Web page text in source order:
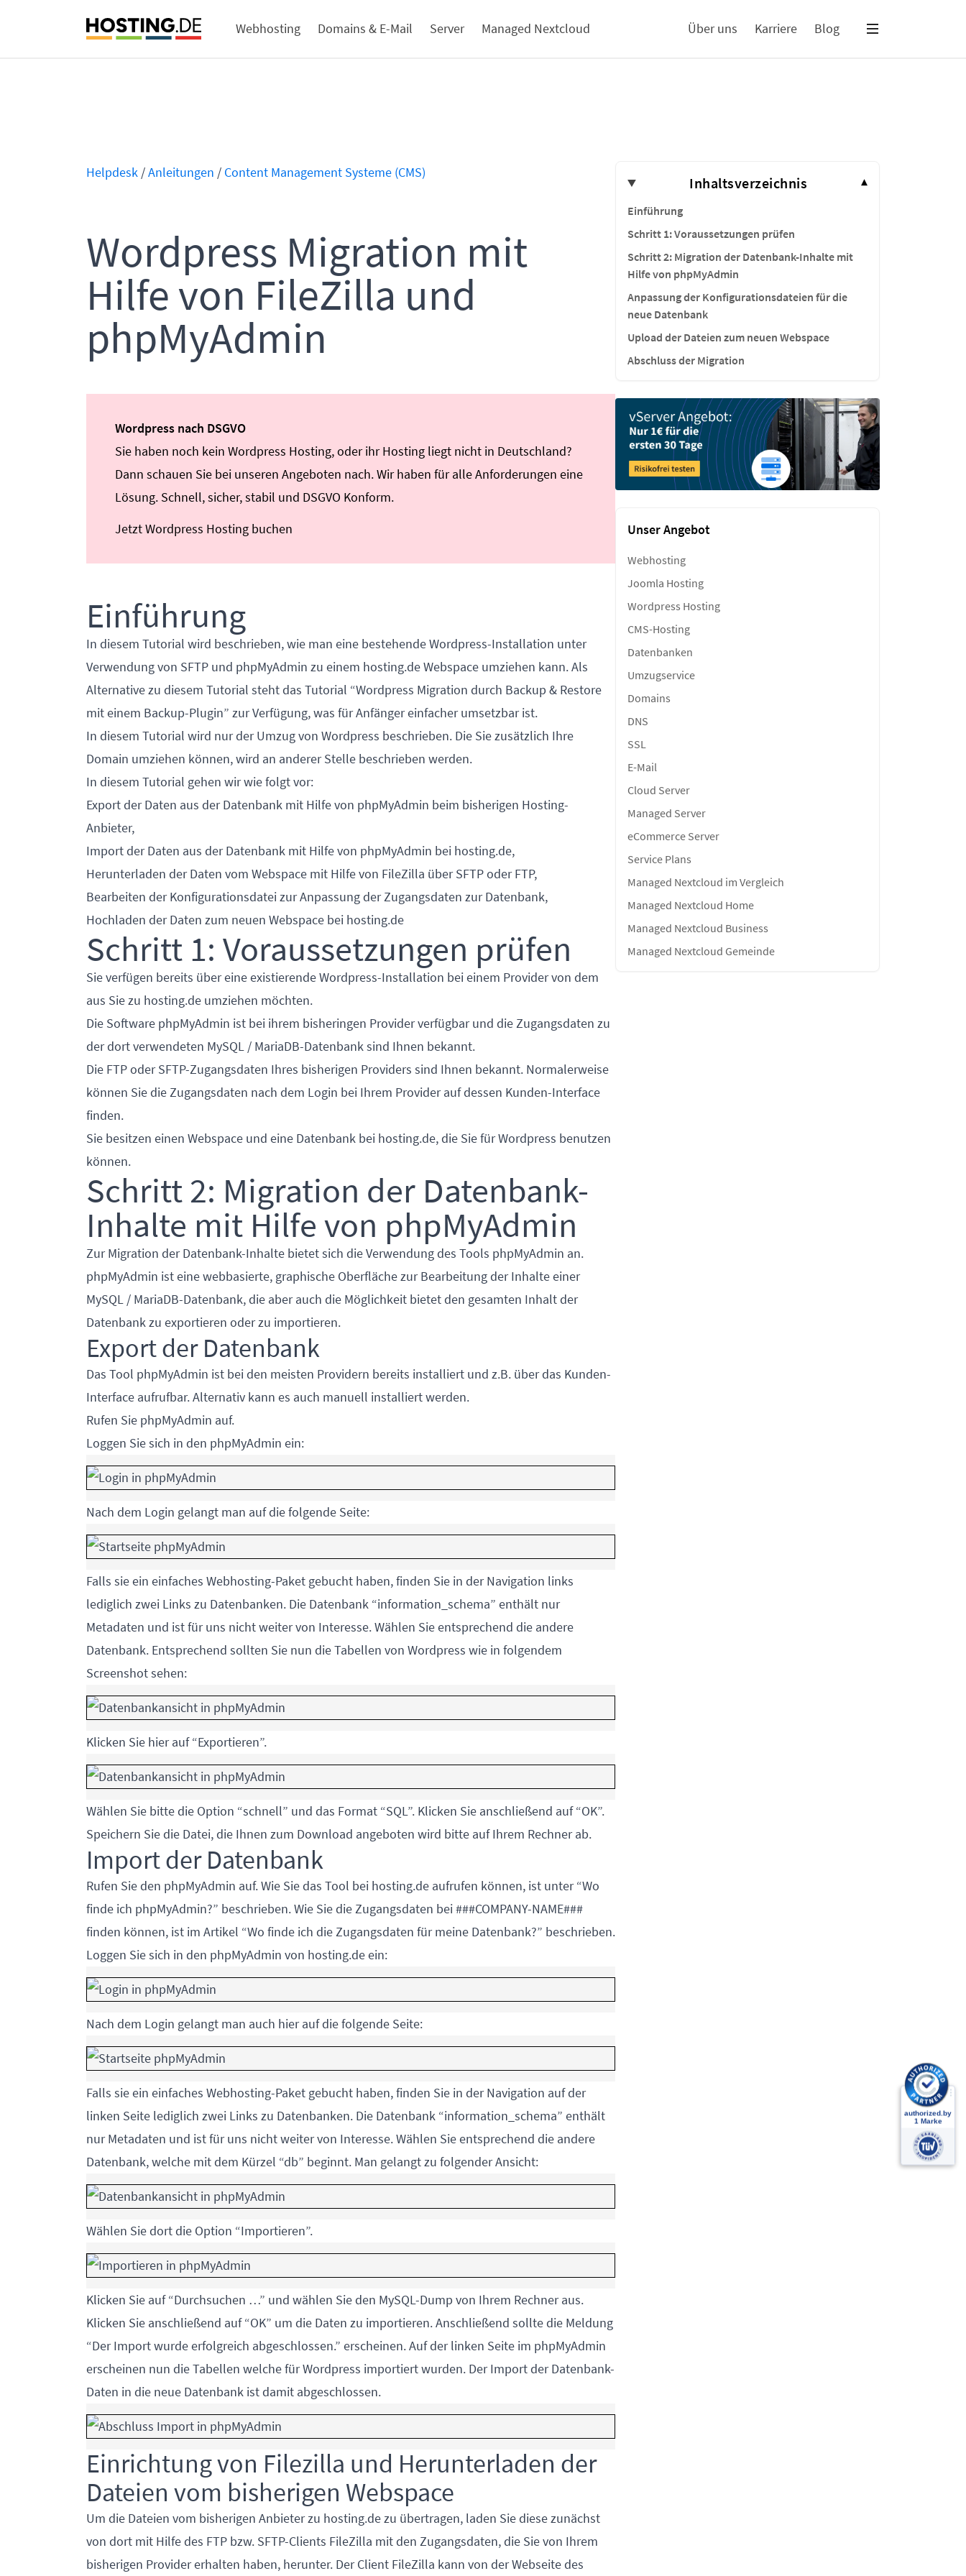
Webhosting Domains & E-Mail Server Managed Nextcloud Über uns Karriere Blog
Helpdesk /Anleitungen / Content Management Systeme (CMS)
Wordpress Migration mit
Hilfe von FileZilla und
phpMyAdmin
Wordpress nach DSGVO
Sie haben noch kein Wordpress Hosting, oder ihr Hosting liegt nicht in Deutschland?
Dann schauen Sie bei unseren Angeboten nach. Wir haben für alle Anforderungen eine
Lösung. Schnell, sicher, stabil und DSGVO Konform.
Jetzt Wordpress Hosting buchen
Einführung
In diesem Tutorial wird beschrieben, wie man eine bestehende Wordpress-Installation unter
Verwendung von SFTP und phpMyAdmin zu einem hosting.de Webspace umziehen kann. Als
Alternative zu diesem Tutorial steht das Tutorial “Wordpress Migration durch Backup & Restore
mit einem Backup-Plugin” zur Verfügung, was für Anfänger einfacher umsetzbar ist.
In diesem Tutorial wird nur der Umzug von Wordpress beschrieben. Die Sie zusätzlich Ihre
Domain umziehen können, wird an anderer Stelle beschrieben werden.
In diesem Tutorial gehen wir wie folgt vor:
Export der Daten aus der Datenbank mit Hilfe von phpMyAdmin beim bisherigen Hosting-
Anbieter,
Import der Daten aus der Datenbank mit Hilfe von phpMyAdmin bei hosting.de,
Herunterladen der Daten vom Webspace mit Hilfe von FileZilla über SFTP oder FTP,
Bearbeiten der Konfigurationsdatei zur Anpassung der Zugangsdaten zur Datenbank,
Hochladen der Daten zum neuen Webspace bei hosting.de
Schritt 1: Voraussetzungen prüfen
Sie verfügen bereits über eine existierende Wordpress-Installation bei einem Provider von dem
aus Sie zu hosting.de umziehen möchten.
Die Software phpMyAdmin ist bei ihrem bisheringen Provider verfügbar und die Zugangsdaten zu
der dort verwendeten MySQL / MariaDB-Datenbank sind Ihnen bekannt.
Die FTP oder SFTP-Zugangsdaten Ihres bisherigen Providers sind Ihnen bekannt. Normalerweise
können Sie die Zugangsdaten nach dem Login bei Ihrem Provider auf dessen Kunden-Interface
finden.
Sie besitzen einen Webspace und eine Datenbank bei hosting.de, die Sie für Wordpress benutzen
können.
Schritt 2: Migration der Datenbank-
Inhalte mit Hilfe von phpMyAdmin
Zur Migration der Datenbank-Inhalte bietet sich die Verwendung des Tools phpMyAdmin an.
phpMyAdmin ist eine webbasierte, graphische Oberfläche zur Bearbeitung der Inhalte einer
MySQL / MariaDB-Datenbank, die aber auch die Möglichkeit bietet den gesamten Inhalt der
Datenbank zu exportieren oder zu importieren.
Export der Datenbank
Das Tool phpMyAdmin ist bei den meisten Providern bereits installiert und z.B. über das Kunden-
Interface aufrufbar. Alternativ kann es auch manuell installiert werden.
Rufen Sie phpMyAdmin auf.
Loggen Sie sich in den phpMyAdmin ein:
Nach dem Login gelangt man auf die folgende Seite:
Falls sie ein einfaches Webhosting-Paket gebucht haben, finden Sie in der Navigation links
lediglich zwei Links zu Datenbanken. Die Datenbank “information_schema” enthält nur
Metadaten und ist für uns nicht weiter von Interesse. Wählen Sie entsprechend die andere
Datenbank. Entsprechend sollten Sie nun die Tabellen von Wordpress wie in folgendem
Screenshot sehen:
Klicken Sie hier auf “Exportieren”.
Wählen Sie bitte die Option “schnell” und das Format “SQL”. Klicken Sie anschließend auf “OK”.
Speichern Sie die Datei, die Ihnen zum Download angeboten wird bitte auf Ihrem Rechner ab.
Import der Datenbank
Rufen Sie den phpMyAdmin auf. Wie Sie das Tool bei hosting.de aufrufen können, ist unter “Wo
finde ich phpMyAdmin?” beschrieben. Wie Sie die Zugangsdaten bei ###COMPANY-NAME###
finden können, ist im Artikel “Wo finde ich die Zugangsdaten für meine Datenbank?” beschrieben.
Loggen Sie sich in den phpMyAdmin von hosting.de ein:
Nach dem Login gelangt man auch hier auf die folgende Seite:
Falls sie ein einfaches Webhosting-Paket gebucht haben, finden Sie in der Navigation auf der
linken Seite lediglich zwei Links zu Datenbanken. Die Datenbank “information_schema” enthält
nur Metadaten und ist für uns nicht weiter von Interesse. Wählen Sie entsprechend die andere
Datenbank, welche mit dem Kürzel “db” beginnt. Man gelangt zu folgender Ansicht:
Wählen Sie dort die Option “Importieren”.
Klicken Sie auf “Durchsuchen …” und wählen Sie den MySQL-Dump von Ihrem Rechner aus.
Klicken Sie anschließend auf “OK” um die Daten zu importieren. Anschließend sollte die Meldung
“Der Import wurde erfolgreich abgeschlossen.” erscheinen. Auf der linken Seite im phpMyAdmin
erscheinen nun die Tabellen welche für Wordpress importiert wurden. Der Import der Datenbank-
Daten in die neue Datenbank ist damit abgeschlossen.
Einrichtung von Filezilla und Herunterladen der
Dateien vom bisherigen Webspace
Um die Dateien vom bisherigen Anbieter zu hosting.de zu übertragen, laden Sie diese zunächst
von dort mit Hilfe des FTP bzw. SFTP-Clients FileZilla mit den Zugangsdaten, die Sie von Ihrem
bisherigen Provider erhalten haben, herunter. Der Client FileZilla kann von der Webseite des
Inhaltsverzeichnis ▾
Einführung
Schritt 1: Voraussetzungen prüfen
Schritt 2: Migration der Datenbank-Inhalte mit
Hilfe von phpMyAdmin
Anpassung der Konfigurationsdateien für die
neue Datenbank
Upload der Dateien zum neuen Webspace
Abschluss der Migration
Unser Angebot
Webhosting
Joomla Hosting
Wordpress Hosting
CMS-Hosting
Datenbanken
Umzugservice
Domains
DNS
SSL
E-Mail
Cloud Server
Managed Server
eCommerce Server
Service Plans
Managed Nextcloud im Vergleich
Managed Nextcloud Home
Managed Nextcloud Business
Managed Nextcloud Gemeinde